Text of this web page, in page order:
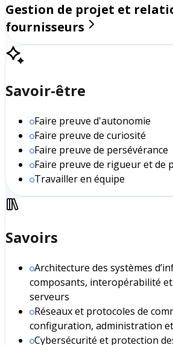
Gestion de projet et
fournisseurs
Savoir-être
Faire preuve d'autonomie
Faire preuve de curiosité
Faire preuve de persévérance
Faire preuve de rigueur et de
Travailler en équipe
Savoirs
Architecture des systèmes
composants, interopérabilité
serveurs
Réseaux et protocoles de
configuration, administration
Cybersécurité et protection